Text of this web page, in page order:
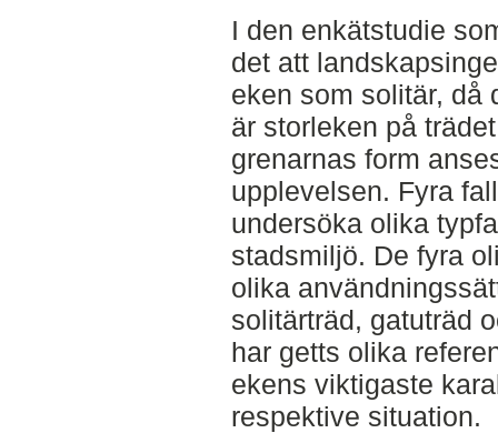
I den enkätstudie
det att
eken som solitär, då
är storleken på
grenarnas form
upplevelsen. Fyra
undersöka olika
stadsmiljö. De fyra
olika
solitärträd, gatuträd
har getts olika
ekens viktigaste
respektive situation.